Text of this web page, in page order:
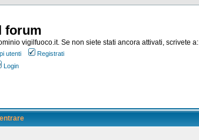
forum
vigilfuoco.it. Se non siete stati ancora attivati, scrivete
utenti
Registrati
Login